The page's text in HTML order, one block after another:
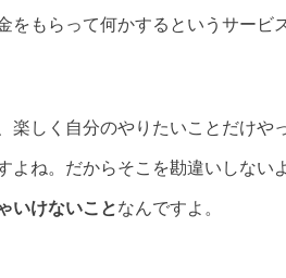
をもらって何かするというサー
しく自分のやりたいことだけや
よね。だからそこを勘違いしない
いけないことなんですよ。